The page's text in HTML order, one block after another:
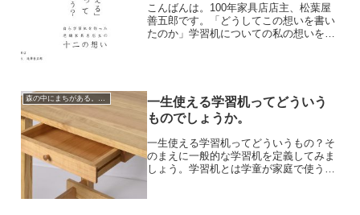
こんばんは。100年家具店店主、松葉屋
善五郎です。「どうしてこの想いを書い
たのか」学習机についての私の想いを書
一生使える学習机ってどういう
ものでしょうか。
一生使える学習机ってどういうもの？そ
のまえに一般的な学習机を定義してみま
しょう。学習机とは学童が家庭で使う勉